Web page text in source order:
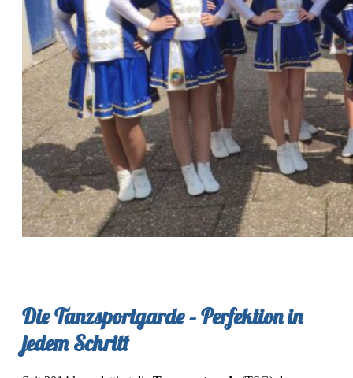
Die Tanzsportgarde – Perfektion in
jedem Schritt